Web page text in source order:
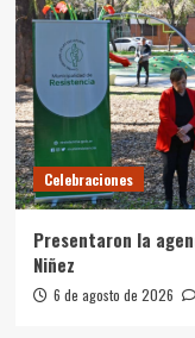
Celebraciones
Presentaron la
Niñez
6 de agosto de 2026